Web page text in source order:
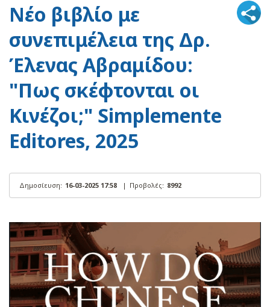
Νέο βιβλίο με
συνεπιμέλεια της Δρ.
Έλενας Αβραμίδου:
"Πως σκέφτονται οι
Κινέζοι;" Simplemente
Editores, 2025
Δημοσίευση: 16-03-2025 17:58 | Προβολές: 8992